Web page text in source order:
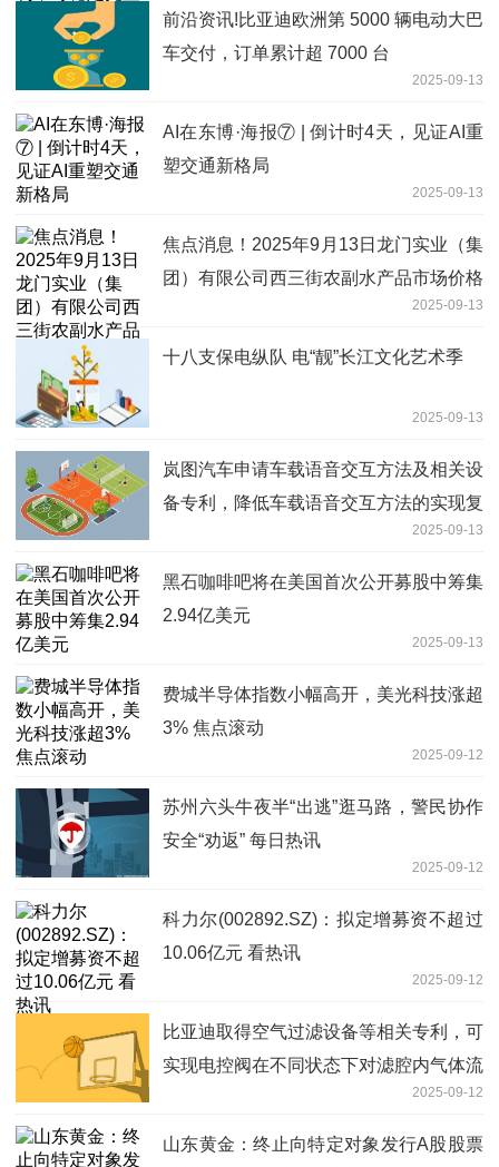
前沿资讯!比亚迪欧洲第 5000 辆电动大巴
车交付，订单累计超 7000 台
2025-09-13
AI在东博·海报⑦ | 倒计时4天，见证AI重
塑交通新格局
2025-09-13
焦点消息！2025年9月13日龙门实业（集
团）有限公司西三街农副水产品市场价格
2025-09-13
十八支保电纵队 电“靓”长江文化艺术季
2025-09-13
岚图汽车申请车载语音交互方法及相关设
备专利，降低车载语音交互方法的实现复
2025-09-13
黑石咖啡吧将在美国首次公开募股中筹集
2.94亿美元
2025-09-13
费城半导体指数小幅高开，美光科技涨超
3% 焦点滚动
2025-09-12
苏州六头牛夜半“出逃”逛马路，警民协作
安全“劝返” 每日热讯
2025-09-12
科力尔(002892.SZ)：拟定增募资不超过
10.06亿元 看热讯
2025-09-12
比亚迪取得空气过滤设备等相关专利，可
实现电控阀在不同状态下对滤腔内气体流
2025-09-12
山东黄金：终止向特定对象发行A股股票